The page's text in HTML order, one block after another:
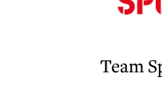
Team